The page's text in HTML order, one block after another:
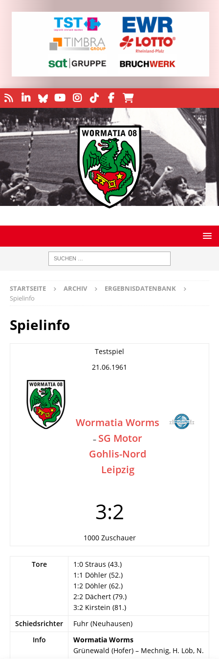
STARTSEITE ARCHIV
ERGEBNISDATENBANK
Spielinfo
Spielinfo
Testspiel
21.06.1961
Wormatia Worms
– SG Motor
Gohlis-Nord
Leipzig
3:2
1000 Zuschauer
Tore
1:0 Straus (43.)
1:1 Döhler (52.)
1:2 Döhler (62.)
2:2 Dächert (79.)
3:2 Kirstein (81.)
Schiedsrichter
Fuhr (Neuhausen)
Info
Wormatia Worms
Grünewald (Hofer) – Mechnig, H. Löb, N.